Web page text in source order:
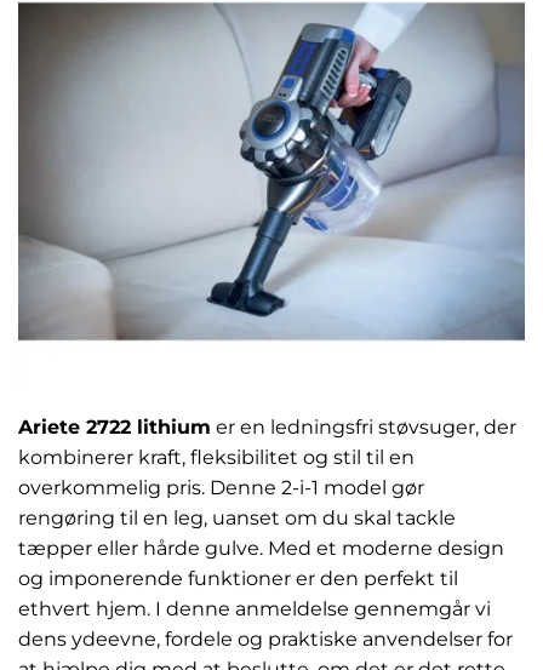
Ariete 2722 lithium er en ledningsfri støvsuger, der
kombinerer kraft, fleksibilitet og stil til en
overkommelig pris. Denne 2-i-1 model gør
rengøring til en leg, uanset om du skal tackle
tæpper eller hårde gulve. Med et moderne design
og imponerende funktioner er den perfekt til
ethvert hjem. I denne anmeldelse gennemgår vi
dens ydeevne, fordele og praktiske anvendelser for